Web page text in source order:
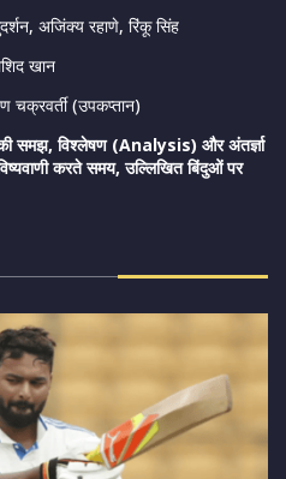
अजिंक्य रहाणे, रिंकू सिंह
खान
चक्रवर्ती (उपकप्तान)
समझ, विश्लेषण (Analysis) और अंतर्ज्ञा
करते समय, उल्लिखित बिंदुओं पर